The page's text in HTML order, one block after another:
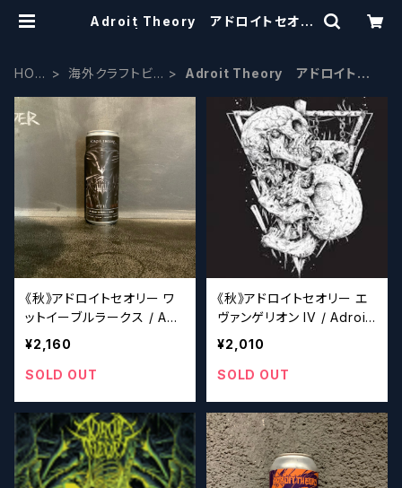
Adroit Theory アドロイトセオリ
HOM
海外クラフトビ
Adroit Theory アドロイトセ
《秋》アドロイトセオリー ワ
ットイーブルラークス / Adr
oit Theory What Evil Lur
ks Coffee+Cacao+Pum
pkinSpices+Maple (Gho
¥2,160
SOLD OUT
《秋》アドロイトセオリー エ
ヴァンゲリオン IV / Adroit
Theory Evangelion IV
[Samshel Edition] (Ghos
t 1121)
¥2,010
SOLD OUT